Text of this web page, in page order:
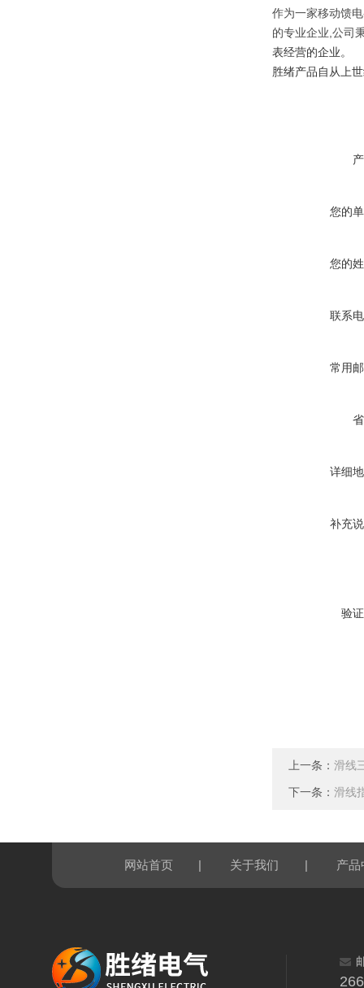
作为一家移动馈
的专业企业,公司
表经营的企业。
胜绪产品自从上
您的
您的
联系
常用
详细
补充
验
上一条： 滑线
下一条： 滑线
网站首页 | 关于我们 | 产品